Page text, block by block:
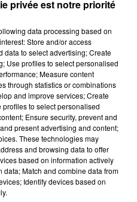
lès-Tours et dans une
La même berline noire
d’une autre enseigne,
plainte suite à cette
parleurs, ils ont réussi à
de la première arnaque.
leur a payé un plein
financière du
les victimes à se faire
privée est notre priorité
data processing based on
Store and/or access
data to select advertising; Create
Use profiles to select personalised
Measure content
through statistics or combinations
and improve services; Create
to select personalised
Ensure security, prevent and
present advertising and content;
These technologies may
and browsing data to offer
based on information actively
Match and combine data from
Identify devices based on